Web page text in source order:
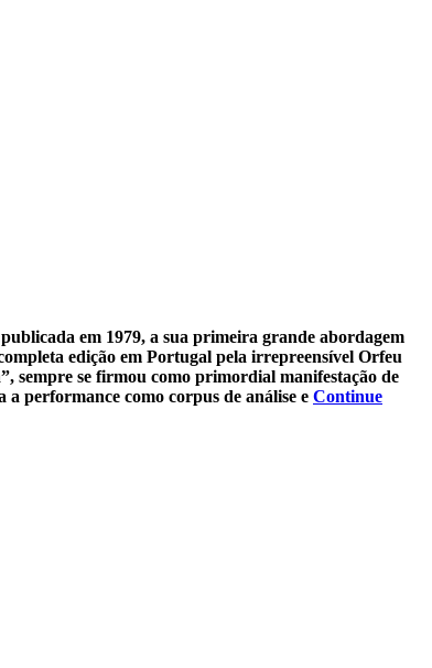
em 1979, a sua primeira grande abordagem
edição em Portugal pela irrepreensível Orfeu
sempre se firmou como primordial manifestação de
performance como corpus de análise e Continue